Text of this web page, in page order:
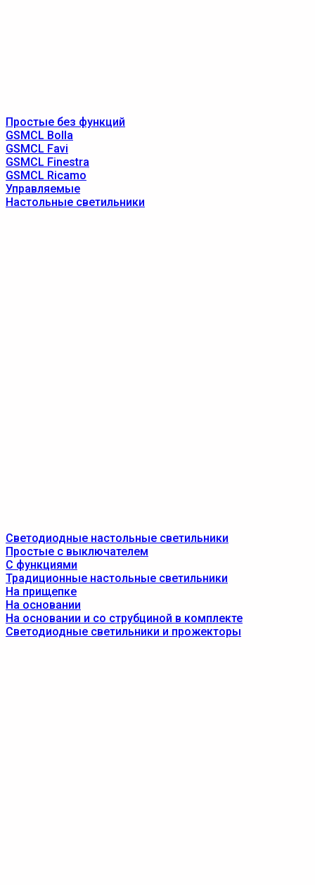
Простые без функций
GSMCL Bolla
GSMCL Favi
GSMCL Finestra
GSMCL Ricamo
Управляемые
Настольные светильники
Светодиодные настольные светильники
Простые с выключателем
С функциями
Традиционные настольные светильники
На прищепке
На основании
На основании и со струбциной в комплекте
Светодиодные светильники и прожекторы